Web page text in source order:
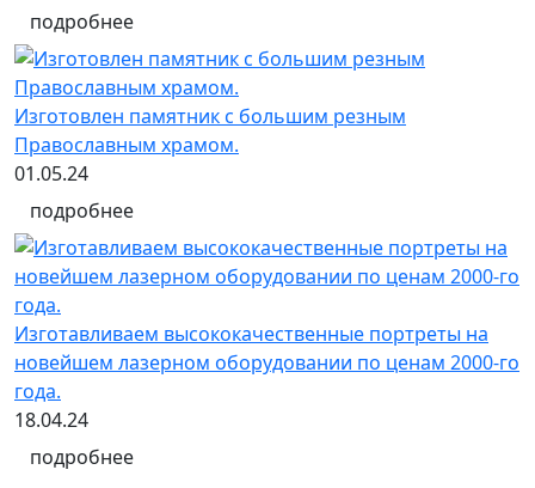
подробнее
Изготовлен памятник с большим резным
Православным храмом.
01.05.24
подробнее
Изготавливаем высококачественные портреты на
новейшем лазерном оборудовании по ценам 2000-го
года.
18.04.24
подробнее